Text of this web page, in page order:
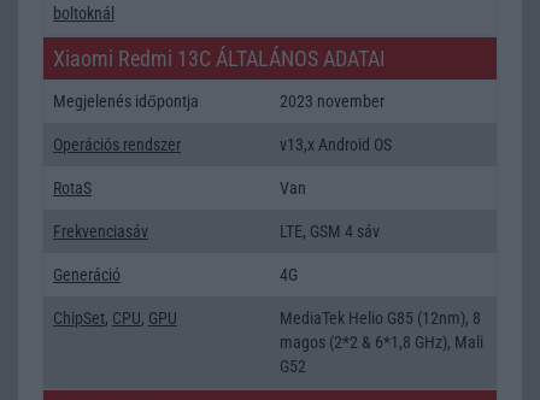
boltoknál
Xiaomi Redmi 13C ÁLTALÁNOS ADATAI
Megjelenés időpontja 2023 november
Operációs rendszer v13,x Android OS
RotaS Van
Frekvenciasáv LTE, GSM 4 sáv
Generáció 4G
ChipSet, CPU, GPU
MediaTek Helio G85 (12nm), 8
magos (2*2 & 6*1,8 GHz), Mali
G52